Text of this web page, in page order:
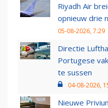
Riyadh Air
opnieuw drie
05-08-2026, 7:29
Directie
Portugese
te sussen
04-08-2026,
Nieuwe